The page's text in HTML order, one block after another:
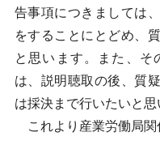
告事項につきましては
をすることにとどめ、
と思います。また、そ
は、説明聴取の後、質
は採決まで行いたいと思
これより産業労働局関